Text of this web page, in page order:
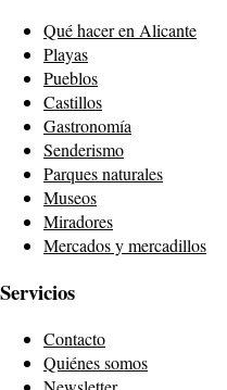
Qué hacer en Alicante
Playas
Pueblos
Castillos
Gastronomía
Senderismo
Parques naturales
Museos
Miradores
Mercados y mercadillos
Servicios
Contacto
Quiénes somos